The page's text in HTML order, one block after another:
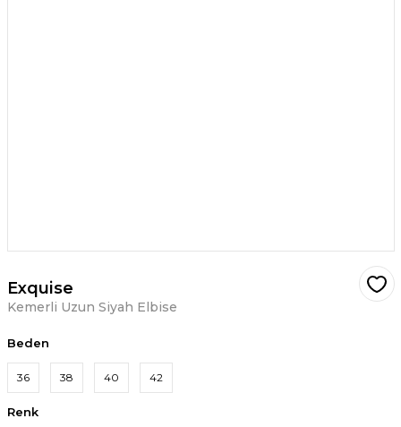
Exquise
Kemerli Uzun Siyah Elbise
Beden
36 38 40 42
Renk